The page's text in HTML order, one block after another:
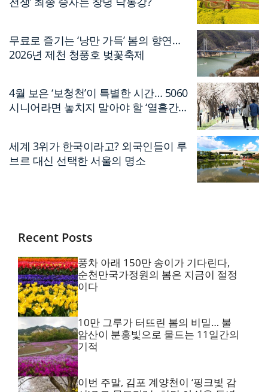
무료로 즐기는 ‘낭만 가득’ 봄의 향연…
2026년 제천 청풍호 벚꽃축제
4월 보은 ‘보청천’이 특별한 시간… 5060
시니어라면 놓치지 말아야 할 ‘열흘간의
세계 3위가 한국이라고? 외국인들이 루
브르 대신 선택한 서울의 명소
Recent Posts
풍차 아래 150만 송이가 기다린다,
순천만국가정원의 봄은 지금이 절정
이다
10만 그루가 터뜨린 봄의 비밀… 불
암산이 분홍빛으로 물드는 11일간의
기적
이번 주말, 김포 계양천이 ‘핑크빛 감